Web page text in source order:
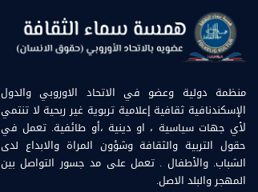
منظمة دولية وعضو في الاتحاد الاوروبي والدول
الإسكندنافية ثقافية إعلامية تربوية غير ربحية لا تنتمي
لأي جهات سياسية ، او دينية ،أو طائفية. تعمل في
حقول التربية والثقافة وشؤون المراة والابداع لدى
الشباب. والأطفال . تعمل على مد جسور التواصل بين
المهجر والبلد الاصل.